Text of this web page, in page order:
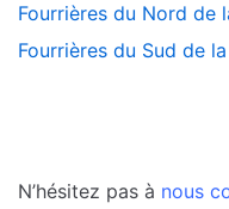
Fourrières du Nord de
Fourrières du Sud de
N’hésitez pas à nous